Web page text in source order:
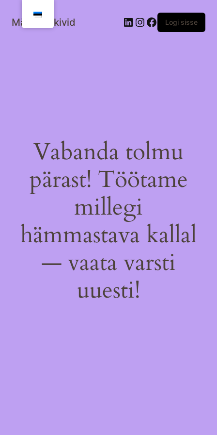
Mälestuskivid Logi sisse
Vabanda tolmu
pärast! Töötame
millegi
hämmastava kallal
— vaata varsti
uuesti!